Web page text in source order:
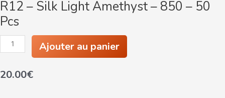
R12 – Silk Light Amethyst – 850 – 50
Pcs
quantité
R12
Silk
Ajouter au panier
20.00€